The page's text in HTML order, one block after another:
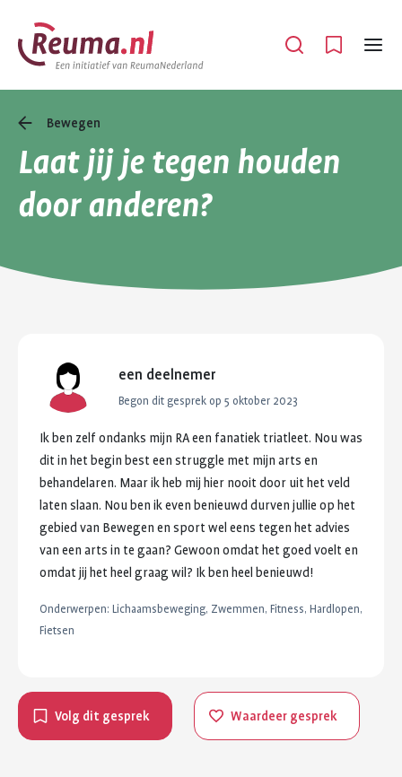
Spring
naar
hoofdinhoud
Spring
naar
footer
navigatie
Open
Menu
Bewegen
Laat jij je tegen houden
door anderen?
een deelnemer
Begon dit gesprek op 5 oktober 2023
Ik ben zelf ondanks mijn RAeen fanatiek triatleet. Nouwas
dit in het begin best een struggle met mijn arts en
behandelaren. Maarik heb mij hier nooit door uit het veld
laten slaan. Nouben ik even benieuwd durven jullie op het
gebied van Bewegen en sport wel eens tegen het advies
van een arts in te gaan? Gewoon omdat het goed voelt en
omdat jij het heel graag wil? Ik ben heel benieuwd!
Onderwerpen: Lichaamsbeweging, Zwemmen, Fitness, Hardlopen,
Fietsen
Volg dit gesprek Waardeer gesprek